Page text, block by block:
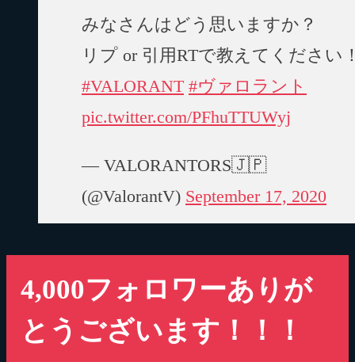
みなさんはどう思いますか？
リプ or 引用RTで教えてください
#VALORANT #ヴァロラント
pic.twitter.com/PFhuTTUWyj
— VALORANTORS🇯🇵
(@ValorantV) September 17, 2020
4,000フォロワーありが
とうございます！！！